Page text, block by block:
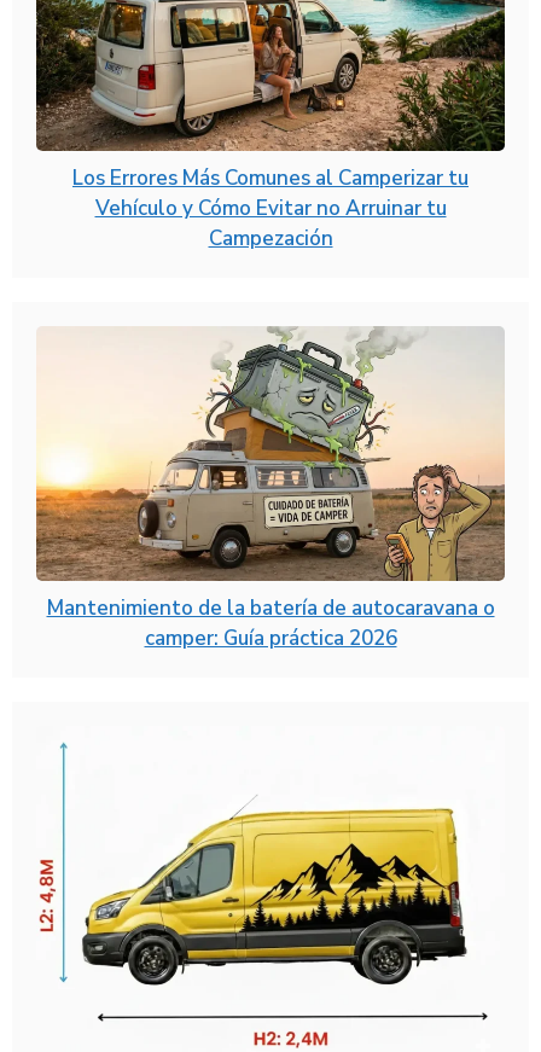
Los Errores Más Comunes al Camperizar tu
Vehículo y Cómo Evitar no Arruinar tu
Campezación
Mantenimiento de la batería de autocaravana o
camper: Guía práctica 2026